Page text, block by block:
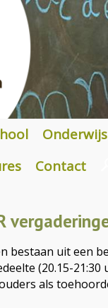
Onderwijs
Contact
bestaan uit een
(20.15-
als